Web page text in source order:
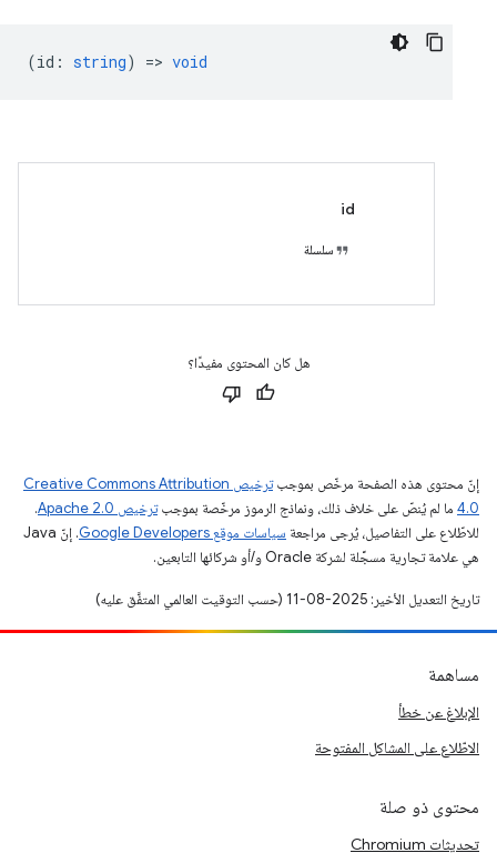
(id : string) => void
id
سلسلة
هل كان المحتوى مفيدًا؟
إنّ محتوى هذه الصفحة مرخّص بموجب
ترخيص Creative Commons Attribution
4.0‏ ما لم يُنصّ على خلاف ذلك، ونماذج الرموز مرخّصة بموجبترخيص Apache 2.0‏
.
للاطّلاع على التفاصيل، يُرجى مراجعة سياسات موقع Google Developers‏
. إنّ Java
هي علامة تجارية مسجَّلة لشركة Oracle و/أو شركائها التابعين.
تاريخ التعديل الأخير: 2025-08-11 (حسب التوقيت العالمي المتفَّق عليه)
مساهمة
الإبلاغ عن خطأ
الاطّلاع على المشاكل المفتوحة
محتوى ذو صلة
تحديثات Chromium